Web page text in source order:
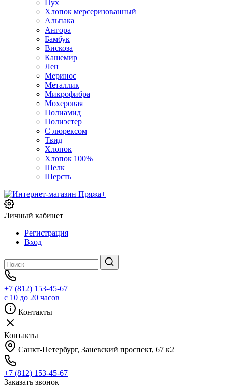
Пух
Хлопок мерсеризованный
Альпака
Ангора
Бамбук
Вискоза
Кашемир
Лен
Меринос
Металлик
Микрофибра
Мохеровая
Полиамид
Полиэстер
С люрексом
Твид
Хлопок
Хлопок 100%
Шелк
Шерсть
Личный кабинет
Регистрация
Вход
+7 (812) 153-45-67
с 10 до 20 часов
Контакты
Контакты
Санкт-Петербург, ​Заневский проспект, 67 к2
+7 (812) 153-45-67
Заказать звонок